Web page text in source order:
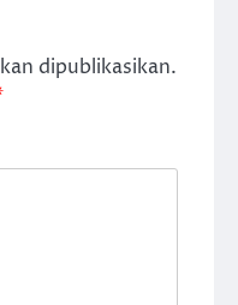
dipublikasikan.